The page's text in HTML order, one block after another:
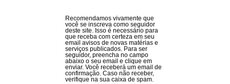
Recomendamos vivamente que
você se inscreva como seguidor
deste site. Isso é necessário para
que receba com certeza em seu
email avisos de novas matérias e
serviços publicados. Para ser
seguidor, preencha no campo
abaixo o seu email e clique em
enviar. Você receberá um email de
confirmação. Caso não receber,
verifique na sua caixa de spam.